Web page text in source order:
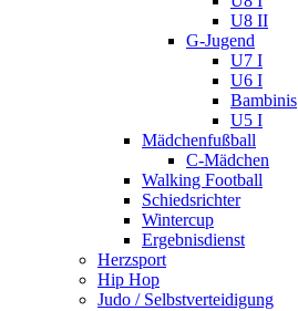
U8 II
G-Jugend
U7 I
U6 I
Bambinis
U5 I
Mädchenfußball
C-Mädchen
Walking Football
Schiedsrichter
Wintercup
Ergebnisdienst
Herzsport
Hip Hop
Judo / Selbstverteidigung